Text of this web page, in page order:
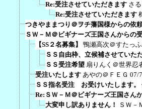
Re:受注させていただきます さ
Re:受注させていただきます
つきやままつり＠ヲチ藩国様からの依
ＳＷ－Ｍ＠ビギナーズ王国さんからの
【SS２名募集】
鴨瀬高次＠すたっふ
ＳＳ自由枠、立候補させていた
ＳＳ受注希望 扇りんく＠世界忍
受注いたします あやの＠ＦＥＧ 07/
ＳＳ指名受注 お受けいたします。
Re:ＳＷ－Ｍ＠ビギナーズ王国さん
大変申し訳ありません！
ＳＷ－